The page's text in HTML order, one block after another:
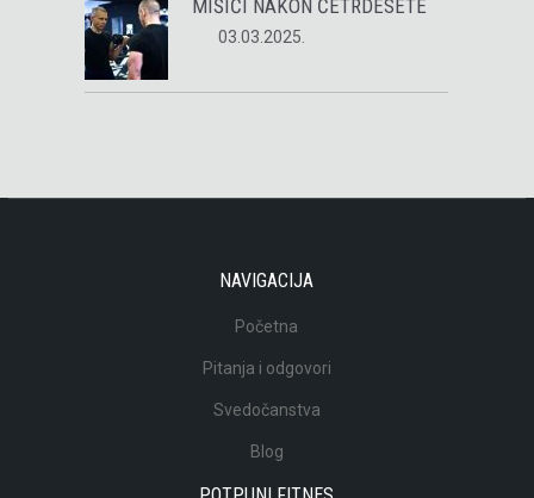
MIŠIĆI NAKON ČETRDESETE
03.03.2025.
NAVIGACIJA
Početna
Pitanja i odgovori
Svedočanstva
Blog